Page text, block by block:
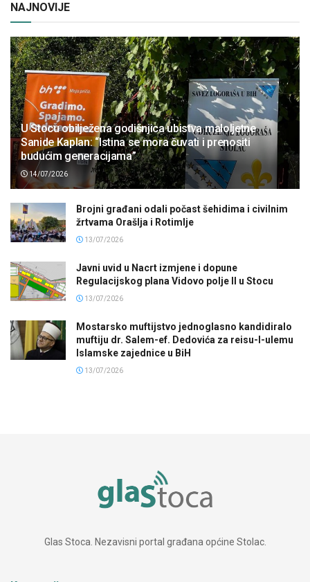
NAJNOVIJE
U Stocu obilježena godišnjica ubistva maloljetne
Sanide Kaplan: “Istina se mora čuvati i prenositi
budućim generacijama”
14/07/2026
Brojni građani odali počast šehidima i civilnim
žrtvama Orašlja i Rotimlje
13/07/2026
Javni uvid u Nacrt izmjene i dopune
Regulacijskog plana Vidovo polje II u Stocu
13/07/2026
Mostarsko muftijstvo jednoglasno kandidiralo
muftiju dr. Salem-ef. Dedovića za reisu-l-ulemu
Islamske zajednice u BiH
13/07/2026
Glas Stoca. Nezavisni portal građana općine Stolac.